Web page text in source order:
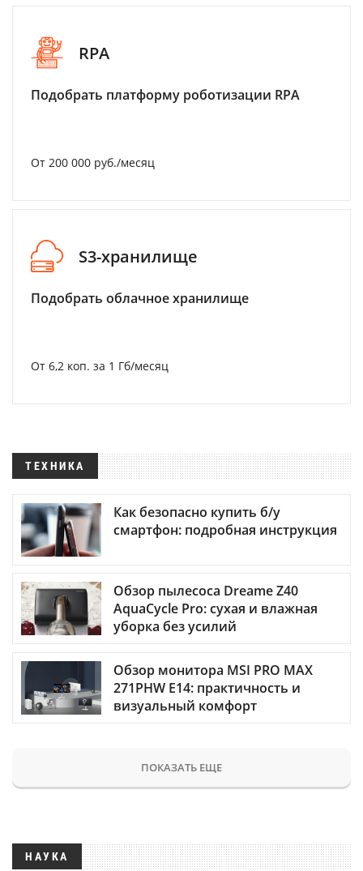
RPA
Подобрать платформу роботизации RPA
От 200 000 руб./месяц
S3-хранилище
Подобрать облачное хранилище
От 6,2 коп. за 1 Гб/месяц
ТЕХНИКА
Как безопасно купить б/у
смартфон: подробная инструкция
Обзор пылесоса Dreame Z40
AquaCycle Pro: сухая и влажная
уборка без усилий
Обзор монитора MSI PRO MAX
271PHW E14: практичность и
визуальный комфорт
ПОКАЗАТЬ ЕЩЕ
НАУКА